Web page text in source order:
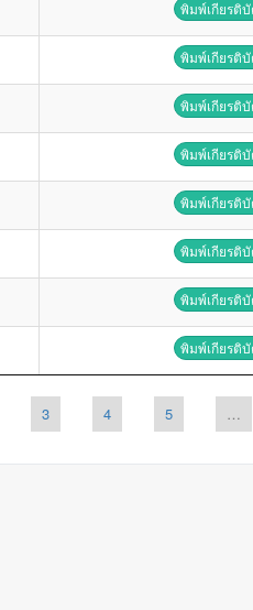
พิมพ์เกียรติ
พิมพ์เกียรติ
พิมพ์เกียรติ
พิมพ์เกียรติ
พิมพ์เกียรติ
พิมพ์เกียรติ
พิมพ์เกียรติ
พิมพ์เกียรติ
3 4 5 …